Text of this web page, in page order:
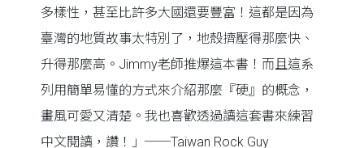
多樣性，甚至比許多大國還要豐富！這都是因為
臺灣的地質故事太特別了，地殼擠壓得那麼快、
升得那麼高。Jimmy老師推爆這本書！而且這系
列用簡單易懂的方式來介紹那麼『硬』的概念，
畫風可愛又清楚。我也喜歡透過讀這套書來練習
中文閱讀，讚！」──Taiwan Rock Guy